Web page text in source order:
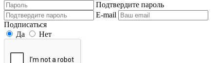
Подтвердите пароль
E-mail
Подписаться
Да
Нет